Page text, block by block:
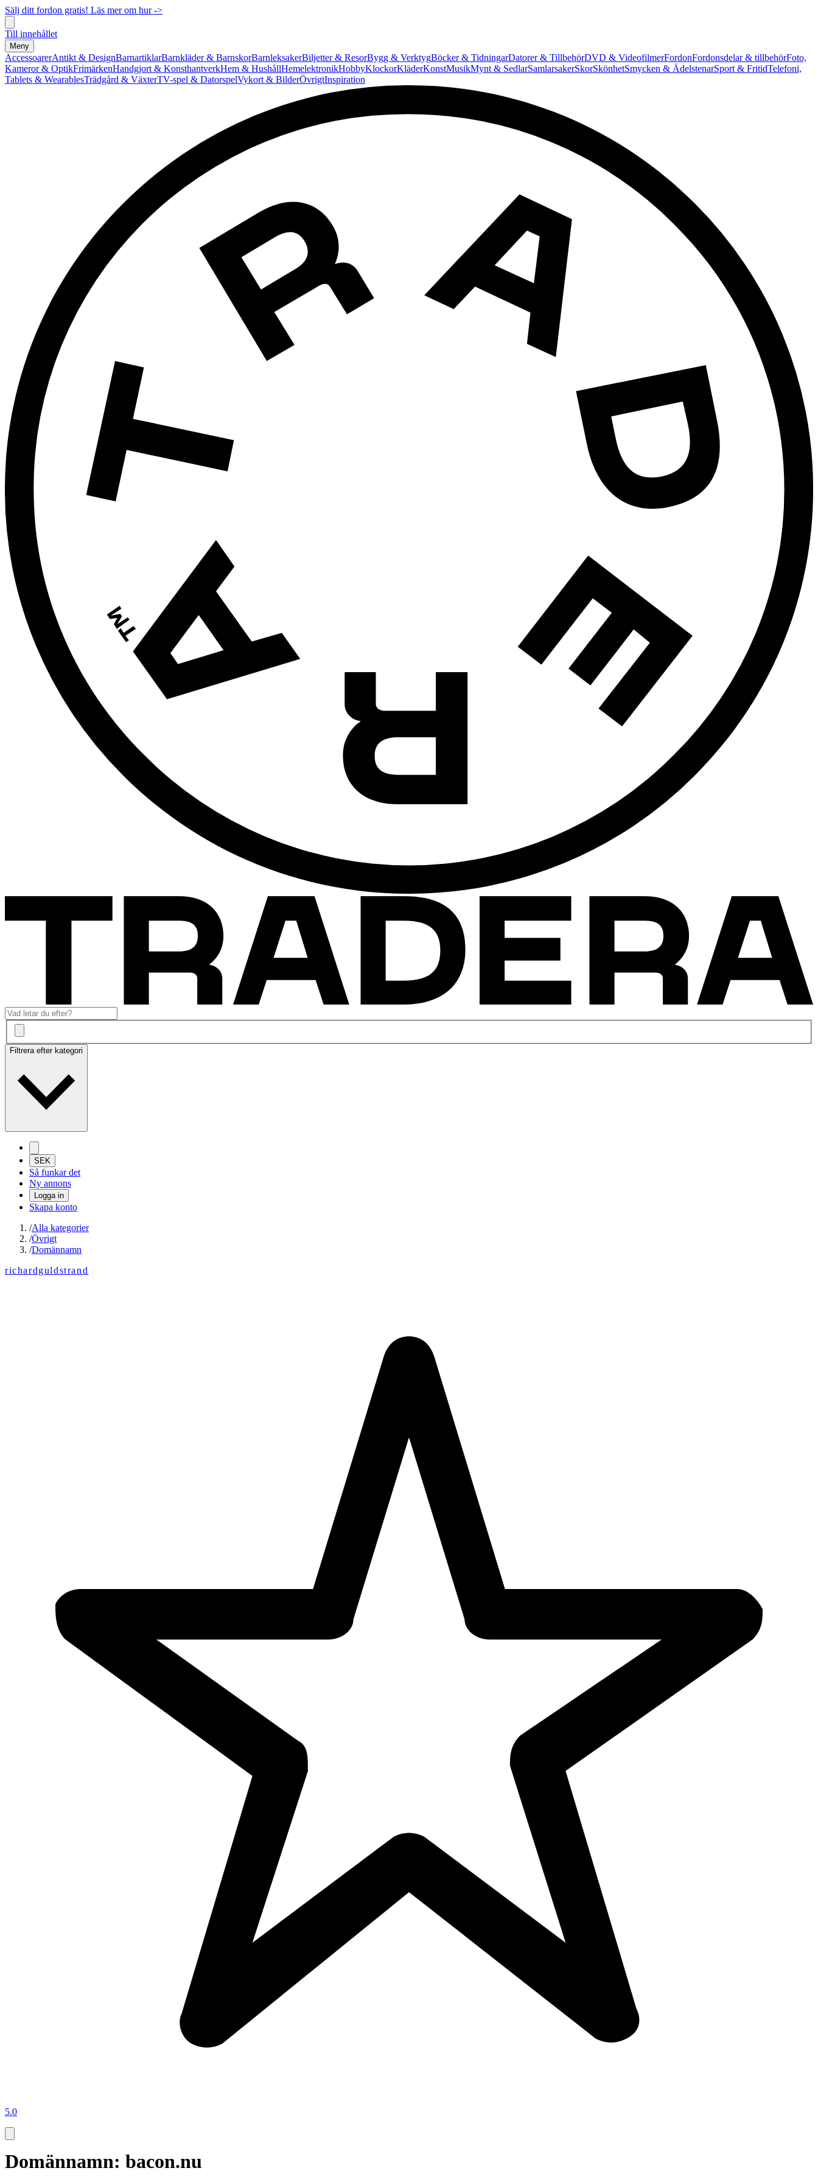
Sälj ditt fordon gratis! Läs mer om hur ->
Till innehållet
Meny
AccessoarerAntikt & DesignBarnartiklarBarnkläder & BarnskorBarnleksakerBiljetter & ResorBygg & VerktygBöcker & TidningarDatorer & TillbehörDVD & VideofilmerFordonFordonsdelar & tillbehörFoto,
Kameror & OptikFrimärkenHandgjort & KonsthantverkHem & HushållHemelektronikHobbyKlockorKläderKonstMusikMynt & SedlarSamlarsakerSkorSkönhetSmycken & ÄdelstenarSport & FritidTelefoni,
Tablets & WearablesTrädgård & VäxterTV-spel & DatorspelVykort & BilderÖvrigtInspiration
Filtrera efter kategori
SEK
Så funkar det
Ny annons
Logga in
Skapa konto
/Alla kategorier
/Övrigt
/Domännamn
richardguldstrand
5.0
Domännamn: bacon.nu